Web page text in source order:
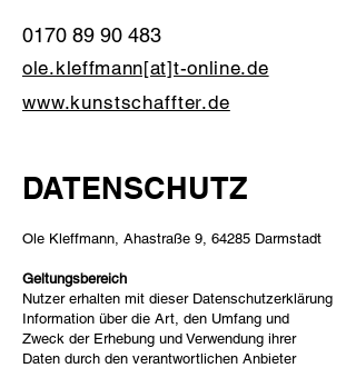
0170 89 90 483
ole.kleffmann[at]t-online.de
www.kunstschaffter.de
DATENSCHUTZ
Ole Kleffmann, Ahastraße 9, 64285 Darmstadt
Geltungsbereich
Nutzer erhalten mit dieser Datenschutzerklärung
Information über die Art, den Umfang und
Zweck der Erhebung und Verwendung ihrer
Daten durch den verantwortlichen Anbieter